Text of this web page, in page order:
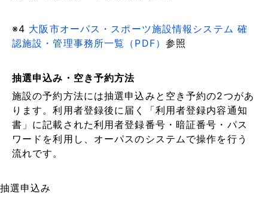
※4 大阪市オーパス・スポーツ施設情報システム 確
認施設・管理事務所一覧（PDF） 参照
抽選申込み・空き予約方法
施設の予約方法には抽選申込みと空き予約の2つがあ
ります。利用者登録後に届く「利用者登録内容通知
書」に記載された利用者登録番号・暗証番号・パス
ワードを利用し、オーパスのシステムで操作を行う
流れです。
抽選申込み